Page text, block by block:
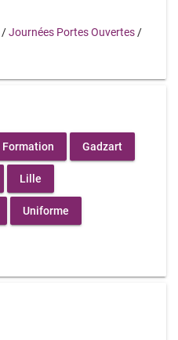
/Journées Portes Ouvertes /
Formation Gadzart
Lille
Uniforme